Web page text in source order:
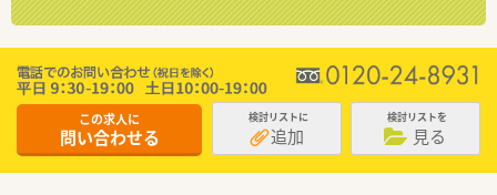
この求人に
問い合わせる
検討リストに
追加
検討リストを
見る